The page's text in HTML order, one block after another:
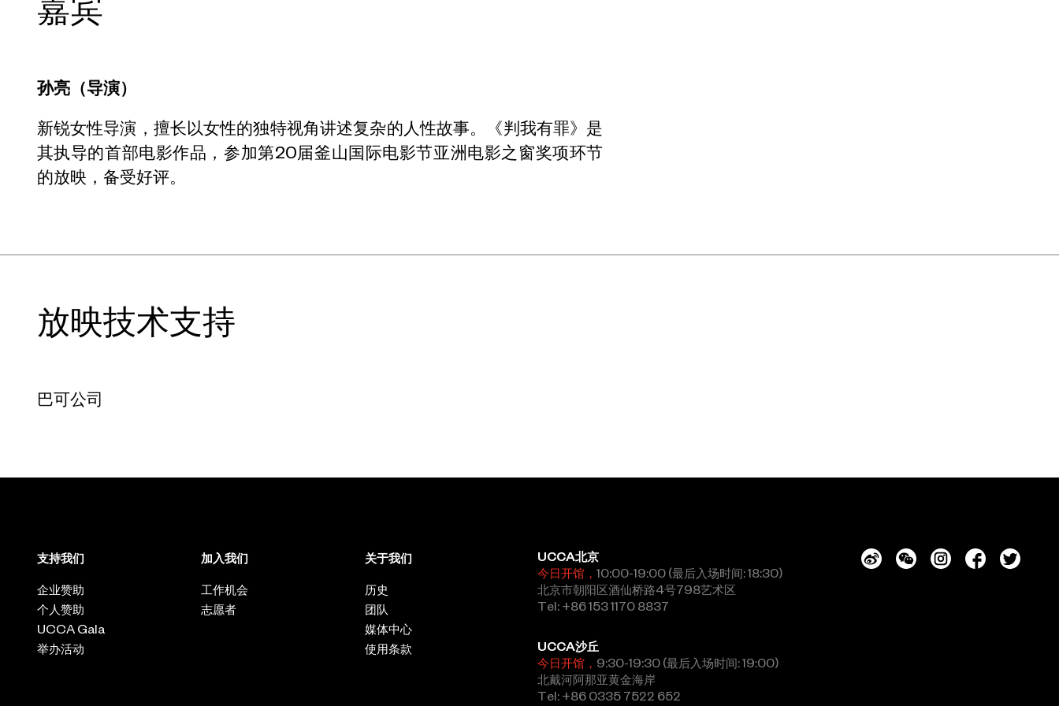
嘉宾
孙亮（导演）
新锐女性导演，擅长以女性的独特视角讲述复杂的人性故事。《判我有罪》是
其执导的首部电影作品，参加第20届釜山国际电影节亚洲电影之窗奖项环节
的放映，备受好评。
放映技术支持
巴可公司
支持我们
企业赞助
个人赞助
UCCA Gala
举办活动
加入我们
工作机会
志愿者
关于我们
历史
团队
媒体中心
使用条款
UCCA北京
今日开馆， 10:00-19:00 (最后入场时间: 18:30)
北京市朝阳区酒仙桥路4号798艺术区
Tel: +86 153 1170 8837
UCCA沙丘
今日开馆， 9:30-19:30 (最后入场时间: 19:00)
北戴河阿那亚黄金海岸
Tel: +86 0335 7522 652